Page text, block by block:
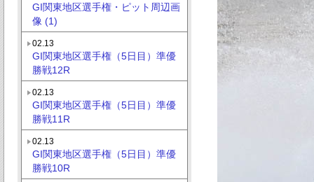
GI関東地区選手権・ピット周辺画
像 (1)
02.13
GI関東地区選手権（5日目）準優
勝戦12R
02.13
GI関東地区選手権（5日目）準優
勝戦11R
02.13
GI関東地区選手権（5日目）準優
勝戦10R